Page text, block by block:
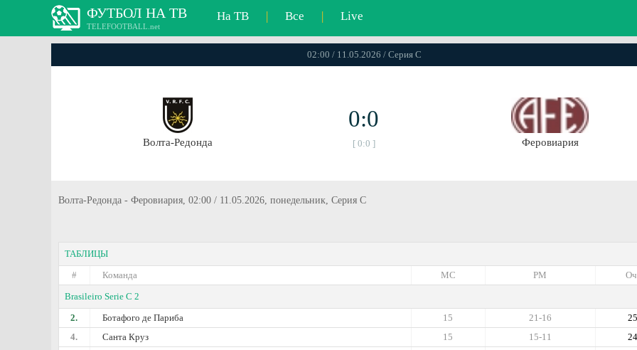
ФУТБОЛ НА ТВ
TELEFOOTBALL.net
На ТВ | Все | Live
02:00 / 11.05.2026 / Серия C
Волта-Редонда
0:0
[ 0:0 ] Феровиария
Волта-Редонда - Феровиария, 02:00 / 11.05.2026, понедельник, Серия C
ТАБЛИЦЫ
#
Команда РМ
МС
Brasileiro Serie C 2
2.
Ботафого де Париба 25
21-16
15
4.
Санта Круз 24
15-11
15